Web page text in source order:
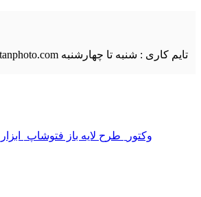
تایم کاری : شنبه تا چهارشنبه
وکتور طرح لایه باز فتوشاپ